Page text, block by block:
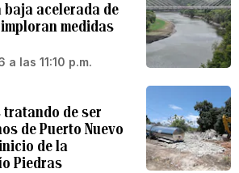
baja acelerada de
medidas
las 11:10 p.m.
tratando de ser
de Puerto Nuevo
de la
Piedras